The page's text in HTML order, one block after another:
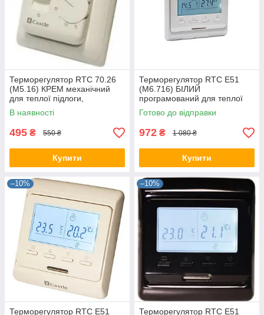
Терморегулятор RTC 70.26
(M5.16) КРЕМ механічний
для теплої підлоги,
термостат, датчик
температури
В наявності
495 ₴ 550 ₴
Купити
Терморегулятор RTC E51
(М6.716) БІЛИЙ
програмований для теплої
підлоги, термостат, датчик
температури
Готово до відправки
972 ₴ 1 080 ₴
Купити
–10%
Терморегулятор RTC E51
–10%
Терморегулятор RTC E51